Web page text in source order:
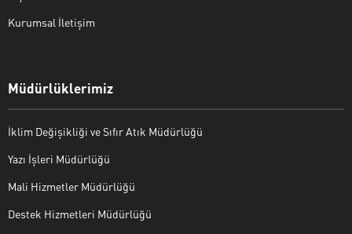
Kurumsal İletişim
Müdürlüklerimiz
İklim Değişikliği ve Sıfır Atık Müdürlüğü
Yazı İşleri Müdürlüğü
Mali Hizmetler Müdürlüğü
Destek Hizmetleri Müdürlüğü